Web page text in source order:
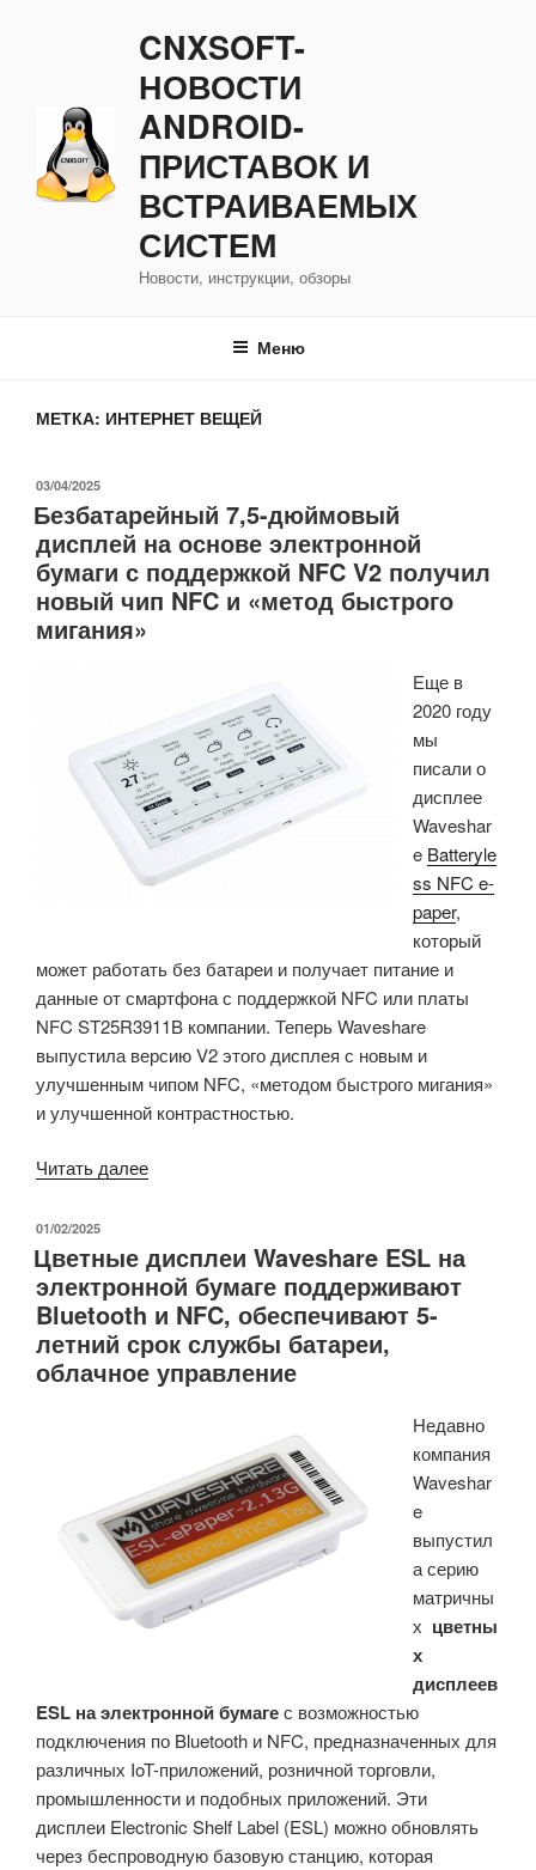
CNXSOFT-
НОВОСТИ
ANDROID-
ПРИСТАВОК И
ВСТРАИВАЕМЫХ
СИСТЕМ
Новости, инструкции, обзоры
Меню
МЕТКА: ИНТЕРНЕТ ВЕЩЕЙ
ОПУБЛИКОВАНО
03/04/2025
Безбатарейный 7,5-дюймовый
дисплей на основе электронной
бумаги с поддержкой NFC V2 получил
новый чип NFC и «метод быстрого
мигания»
Еще в
2020 году
мы
писали о
дисплее
Waveshar
e Batteryle
ss NFC e-
paper,
который
может работать без батареи и получает питание и
данные от смартфона с поддержкой NFC или платы
NFC ST25R3911B компании. Теперь Waveshare
выпустила версию V2 этого дисплея с новым и
улучшенным чипом NFC, «методом быстрого мигания»
и улучшенной контрастностью.
Читать далее«Безбатарейный
дисплей
на
основе
электронной
бумаги
V2
получил
новый
чип
NFC
и
мигания»»
ОПУБЛИКОВАНО
01/02/2025
Цветные дисплеи Waveshare ESL на
электронной бумаге поддерживают
Bluetooth и NFC, обеспечивают 5-
летний срок службы батареи,
облачное управление
Недавно
компания
Waveshar
e
выпустил
а серию
матричны
х цветны
х
дисплеев
ESL на электронной бумагес возможностью
подключения по Bluetooth и NFC, предназначенных для
различных IoT-приложений, розничной торговли,
промышленности и подобных приложений. Эти
дисплеи Electronic Shelf Label (ESL) можно обновлять
через беспроводную базовую станцию, которая